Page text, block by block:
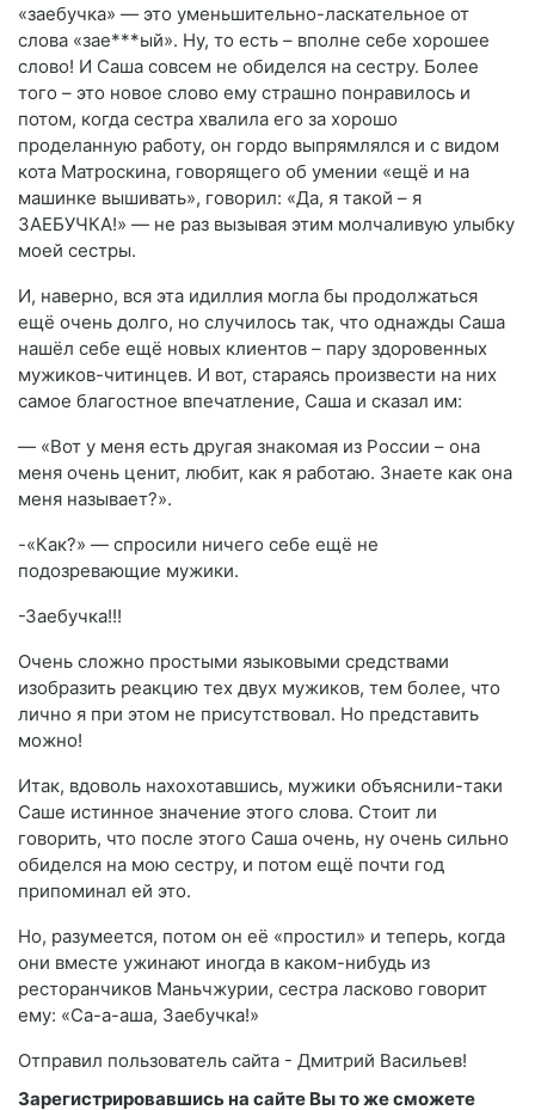
«заебучка» — это уменьшительно-ласкательное от
слова «зае***ый». Ну, то есть – вполне себе хорошее
слово! И Саша совсем не обиделся на сестру. Более
того – это новое слово ему страшно понравилось и
потом, когда сестра хвалила его за хорошо
проделанную работу, он гордо выпрямлялся и с видом
кота Матроскина, говорящего об умении «ещё и на
машинке вышивать», говорил: «Да, я такой – я
ЗАЕБУЧКА!» — не раз вызывая этим молчаливую улыбку
моей сестры.
И, наверно, вся эта идиллия могла бы продолжаться
ещё очень долго, но случилось так, что однажды Саша
нашёл себе ещё новых клиентов – пару здоровенных
мужиков-читинцев. И вот, стараясь произвести на них
самое благостное впечатление, Саша и сказал им:
— «Вот у меня есть другая знакомая из России – она
меня очень ценит, любит, как я работаю. Знаете как она
меня называет?».
-«Как?» — спросили ничего себе ещё не
подозревающие мужики.
-Заебучка!!!
Очень сложно простыми языковыми средствами
изобразить реакцию тех двух мужиков, тем более, что
лично я при этом не присутствовал. Но представить
можно!
Итак, вдоволь нахохотавшись, мужики объяснили-таки
Саше истинное значение этого слова. Стоит ли
говорить, что после этого Саша очень, ну очень сильно
обиделся на мою сестру, и потом ещё почти год
припоминал ей это.
Но, разумеется, потом он её «простил» и теперь, когда
они вместе ужинают иногда в каком-нибудь из
ресторанчиков Маньчжурии, сестра ласково говорит
ему: «Са-а-аша, Заебучка!»
Отправил пользователь сайта - Дмитрий Васильев!
Зарегистрировавшись на сайте Вы то же сможете